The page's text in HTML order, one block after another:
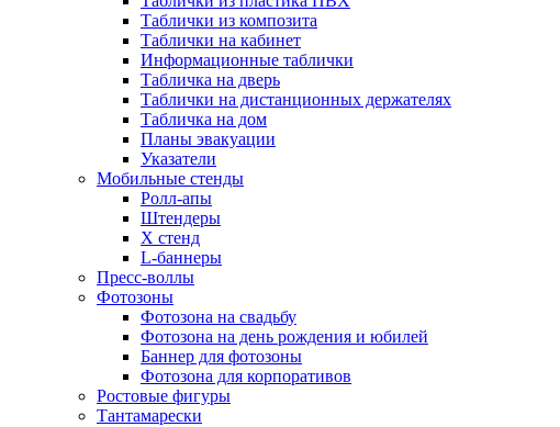
Таблички из композита
Таблички на кабинет
Информационные таблички
Табличка на дверь
Таблички на дистанционных держателях
Табличка на дом
Планы эвакуации
Указатели
Мобильные стенды
Ролл-апы
Штендеры
Х стенд
L-баннеры
Пресс-воллы
Фотозоны
Фотозона на свадьбу
Фотозона на день рождения и юбилей
Баннер для фотозоны
Фотозона для корпоративов
Ростовые фигуры
Тантамарески